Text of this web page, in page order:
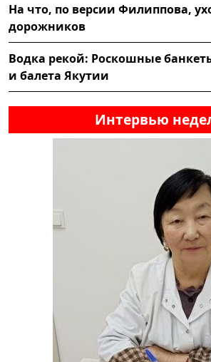
На что, по версии Филиппова,
дорожников
Водка рекой: Роскошные
и балета Якутии
Интервью